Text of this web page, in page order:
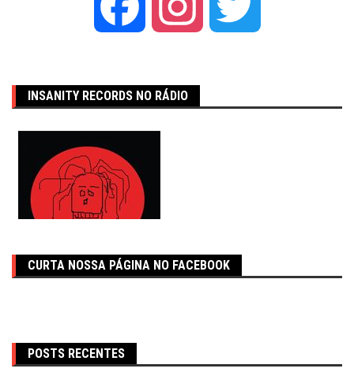
Facebook Instagram
INSANITY RECORDS NO RÁDIO
CURTA NOSSA PÁGINA NO FACEBOOK
POSTS RECENTES